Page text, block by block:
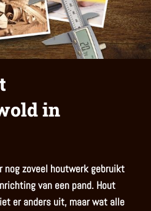
in
nog zoveel houtwerk gebruikt
van een pand. Hout
er anders uit, maar wat alle